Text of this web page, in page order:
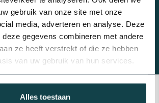
gebruik van onze site met onze
media, adverteren en analyse. Deze
deze gegevens combineren met andere
ze heeft verstrekt of die ze hebben
van uw gebruik van hun services.
Alles toestaan